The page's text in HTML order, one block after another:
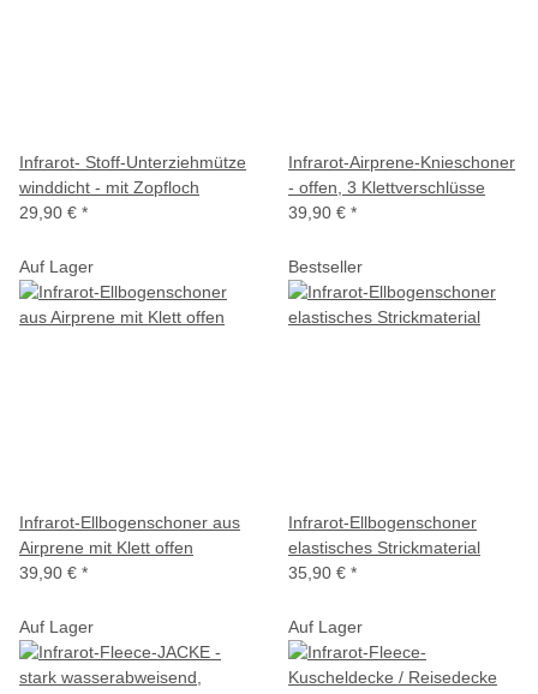
Infrarot- Stoff-Unterziehmütze
winddicht - mit Zopfloch
29,90 € *
Infrarot-Airprene-Knieschoner
- offen, 3 Klettverschlüsse
39,90 € *
Auf Lager
Infrarot-Ellbogenschoner aus
Airprene mit Klett offen
39,90 € *
Bestseller
Infrarot-Ellbogenschoner
elastisches Strickmaterial
35,90 € *
Auf Lager Auf Lager